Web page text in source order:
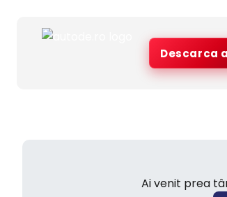
Descarca
Ai venit prea